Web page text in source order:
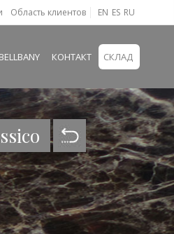
Область клиентов EN ES RU
BELLBANY КОНТАКТ СКЛАД